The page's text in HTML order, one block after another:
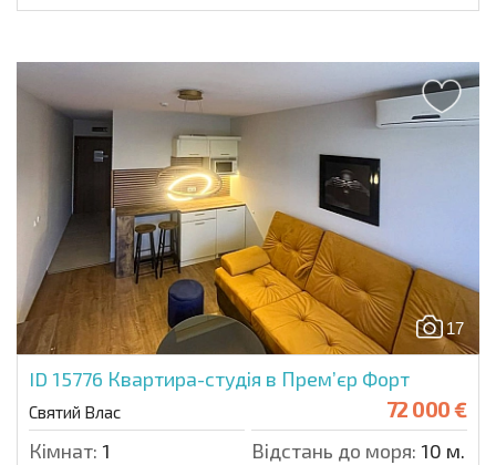
17
ID 15776 Квартира-студія в Прем’єр Форт
Святий Влас 72 000 €
Кімнат: 1 Відстань до моря: 10 м.